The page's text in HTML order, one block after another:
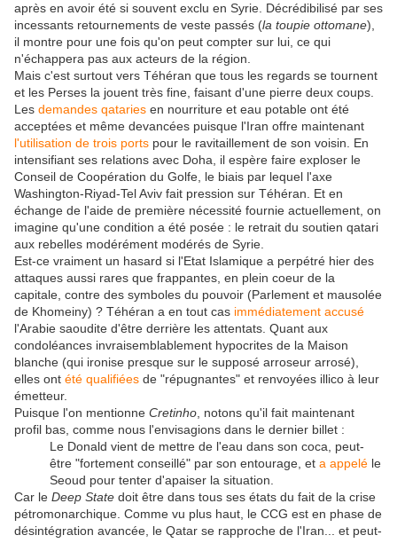
après en avoir été si souvent exclu en Syrie. Décrédibilisé par ses
incessants retournements de veste passés (la toupie ottomane),
il montre pour une fois qu'on peut compter sur lui, ce qui
n'échappera pas aux acteurs de la région.
Mais c'est surtout vers Téhéran que tous les regards se tournent
et les Perses la jouent très fine, faisant d'une pierre deux coups.
Les demandes qataries en nourriture et eau potable ont été
acceptées et même devancées puisque l'Iran offre maintenant
l'utilisation de trois ports pour le ravitaillement de son voisin. En
intensifiant ses relations avec Doha, il espère faire exploser le
Conseil de Coopération du Golfe, le biais par lequel l'axe
Washington-Riyad-Tel Aviv fait pression sur Téhéran. Et en
échange de l'aide de première nécessité fournie actuellement, on
imagine qu'une condition a été posée : le retrait du soutien qatari
aux rebelles modérément modérés de Syrie.
Est-ce vraiment un hasard si l'Etat Islamique a perpétré hier des
attaques aussi rares que frappantes, en plein coeur de la
capitale, contre des symboles du pouvoir (Parlement et mausolée
de Khomeiny) ? Téhéran a en tout cas immédiatement accusé
l'Arabie saoudite d'être derrière les attentats. Quant aux
condoléances invraisemblablement hypocrites de la Maison
blanche (qui ironise presque sur le supposé arroseur arrosé),
elles ont été qualifiées de "répugnantes" et renvoyées illico à leur
émetteur.
Puisque l'on mentionne Cretinho , notons qu'il fait maintenant
profil bas, comme nous l'envisagions dans le dernier billet :
Le Donald vient de mettre de l'eau dans son coca, peut-
être "fortement conseillé" par son entourage, et a appelé le
Seoud pour tenter d'apaiser la situation.
Car le Deep State doit être dans tous ses états du fait de la crise
pétromonarchique. Comme vu plus haut, le CCG est en phase de
désintégration avancée, le Qatar se rapproche de l'Iran... et peut-